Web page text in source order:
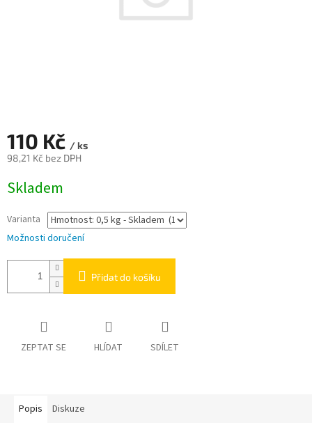
110 Kč / ks
98,21 Kč bez DPH
cena:
Skladem
Varianta
Možnosti doručení
Přidat do košíku
ZEPTAT SE HLÍDAT SDÍLET
Popis Diskuze